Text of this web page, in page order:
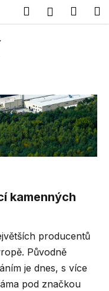
HledatPřihlášení
kamenných
producentů
Původně
je dnes, s více
pod značkou